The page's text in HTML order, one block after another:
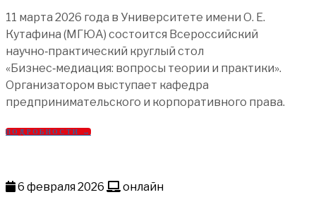
11 марта 2026 года в Университете имени О. Е.
Кутафина (МГЮА) состоится Всероссийский
научно‑практический круглый стол
«Бизнес‑медиация: вопросы теории и практики».
Организатором выступает кафедра
предпринимательского и корпоративного права.
ПОДРОБНОСТИ →
6 февраля 2026 онлайн